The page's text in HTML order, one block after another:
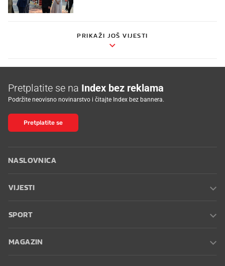
PRIKAŽI JOŠ VIJESTI
Pretplatite se na Index bez reklama
Podržite neovisno novinarstvo i čitajte Index bez bannera.
Pretplatite se
NASLOVNICA
VIJESTI
SPORT
MAGAZIN